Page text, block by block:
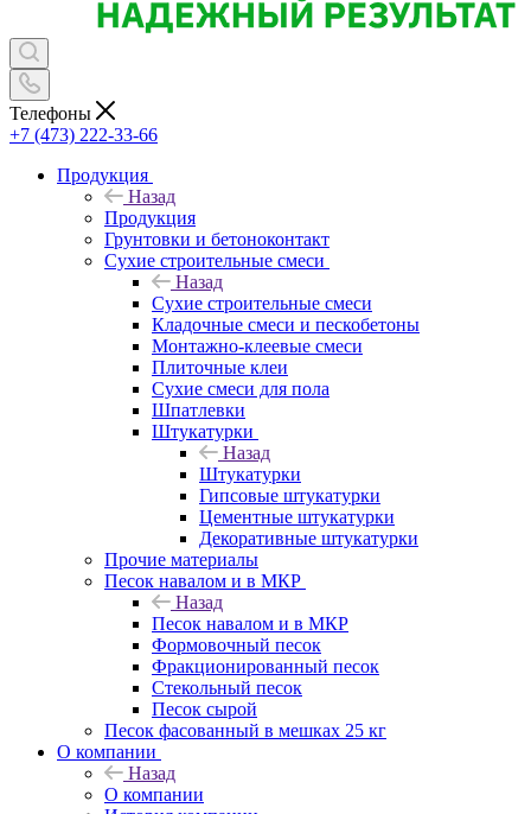
Телефоны
+7 (473) 222-33-66
Продукция
Назад
Продукция
Грунтовки и бетоноконтакт
Сухие строительные смеси
Назад
Сухие строительные смеси
Кладочные смеси и пескобетоны
Монтажно-клеевые смеси
Плиточные клеи
Сухие смеси для пола
Шпатлевки
Штукатурки
Назад
Штукатурки
Гипсовые штукатурки
Цементные штукатурки
Декоративные штукатурки
Прочие материалы
Песок навалом и в МКР
Назад
Песок навалом и в МКР
Формовочный песок
Фракционированный песок
Стекольный песок
Песок сырой
Песок фасованный в мешках 25 кг
О компании
Назад
О компании